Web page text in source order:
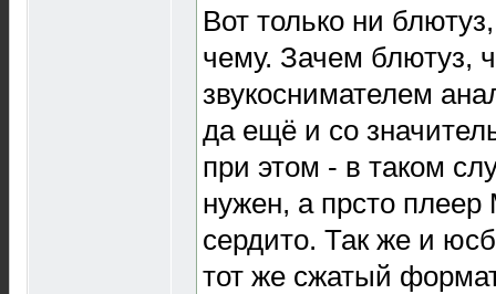
Вот только ни
чему. Зачем блютуз,
звукоснимателем
да ещё и со
при этом - в таком
нужен, а прсто
сердито. Так же и
тот же сжатый